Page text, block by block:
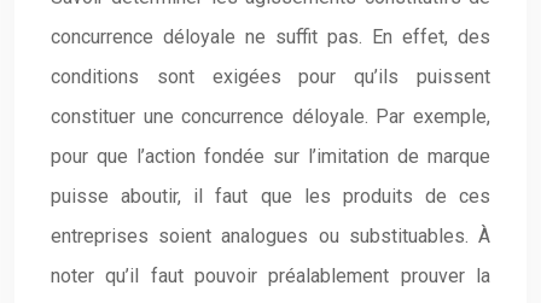
concurrence déloyale ne suffit pas. En effet, des
conditions sont exigées pour qu’ils puissent
constituer une concurrence déloyale. Par exemple,
pour que l’action fondée sur l’imitation de marque
puisse aboutir, il faut que les produits de ces
entreprises soient analogues ou substituables. À
noter qu’il faut pouvoir préalablement prouver la